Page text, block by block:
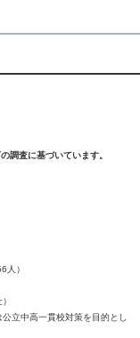
調査に基づいています。
人）
立中高一貫校対策を目的とし